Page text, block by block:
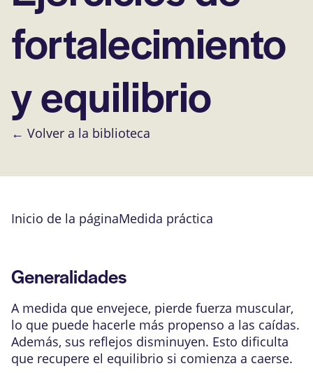
fortalecimiento
y equilibrio
← Volver a la biblioteca
Inicio de la páginaMedida práctica
Generalidades
A medida que envejece, pierde fuerza muscular,
lo que puede hacerle más propenso a las caídas.
Además, sus reflejos disminuyen. Esto dificulta
que recupere el equilibrio si comienza a caerse.